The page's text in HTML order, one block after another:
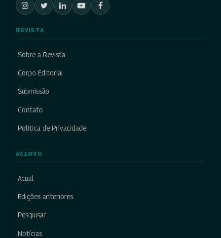
REVISTA
Sobre a Revista
Corpo Editorial
Submissão
Contato
Política de Privacidade
ACERVO
Atual
Edições anteriores
Pesquisar
Notícias